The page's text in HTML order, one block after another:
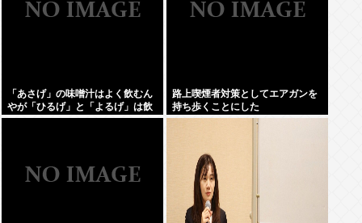
「あさげ」の味噌汁はよく飲むん
やが「ひるげ」と「よるげ」は飲
んだことない
路上喫煙者対策としてエアガンを
持ち歩くことにした